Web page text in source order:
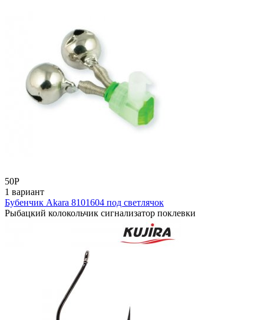
50Р
1 вариант
Бубенчик Akara 8101604 под светлячок
Рыбацкий колокольчик сигнализатор поклевки